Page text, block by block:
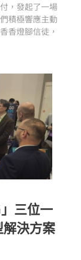
，發起了一場
積極響應主動
香燈腳信徒，
三位一
決方案